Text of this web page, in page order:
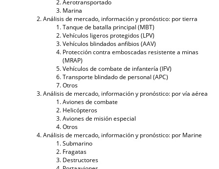
Aerotransportado
Marina
Análisis de mercado, información y pronóstico: por tierra
Tanque de batalla principal (MBT)
Vehículos ligeros protegidos (LPV)
Vehículos blindados anfibios (AAV)
Protección contra emboscadas resistente a minas
(MRAP)
Vehículos de combate de infantería (IFV)
Transporte blindado de personal (APC)
Otros
Análisis de mercado, información y pronóstico: por vía aérea
Aviones de combate
Helicópteros
Aviones de misión especial
Otros
Análisis de mercado, información y pronóstico: por Marine
Submarino
Fragatas
Destructores